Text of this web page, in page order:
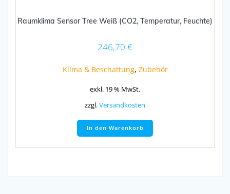
Raumklima Sensor Tree Weiß (CO2, Temperatur, Feuchte)
246,70 €
Klima & Beschattung, Zubehör
exkl. 19 % MwSt.
zzgl.Versandkosten
In den Warenkorb